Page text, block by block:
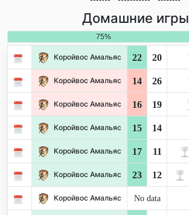
Домашние игры
75%
Коройвос Амальяс 22 20
Коройвос Амальяс 14 26
Коройвос Амальяс 16 19
Коройвос Амальяс 15 14
Коройвос Амальяс 17 11
Коройвос Амальяс 23 12
Коройвос Амальяс No data